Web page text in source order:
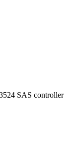
SAS controller